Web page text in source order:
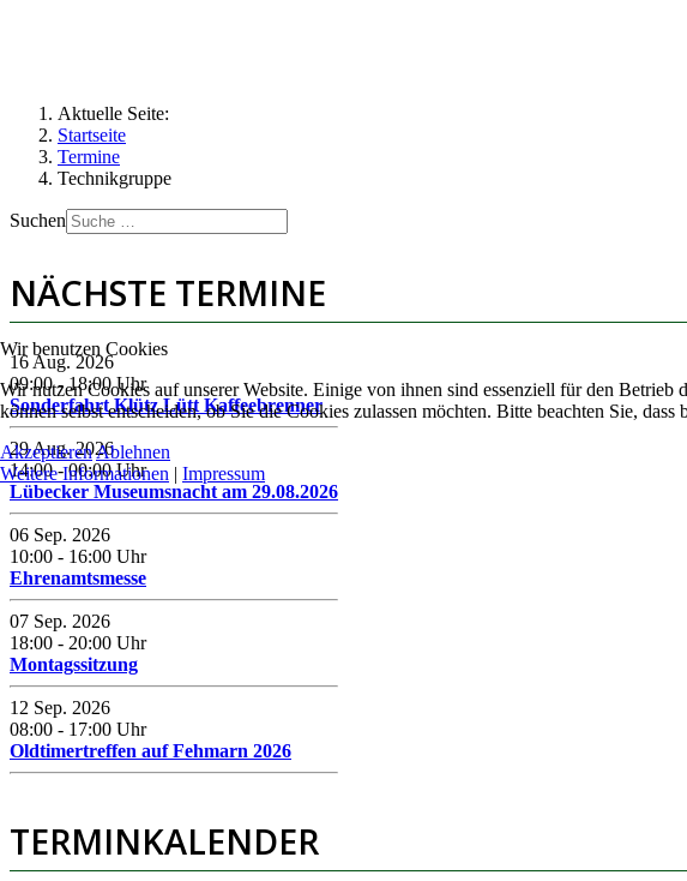
Aktuelle Seite:
Startseite
Termine
Technikgruppe
Suchen
NÄCHSTE TERMINE
16 Aug. 2026
09:00-18:00Uhr
Sonderfahrt Klütz Lütt Kaffeebrenner
29 Aug. 2026
14:00-00:00Uhr
Lübecker Museumsnacht am 29.08.2026
06 Sep. 2026
10:00 - 16:00 Uhr
Ehrenamtsmesse
07 Sep. 2026
18:00 - 20:00 Uhr
Montagssitzung
12 Sep. 2026
08:00 - 17:00 Uhr
Oldtimertreffen auf Fehmarn 2026
TERMINKALENDER
Wir benutzen Cookies
Wir nutzen Cookies auf unserer Website. Einige von ihnen sind essenziell für den
können selbst entscheiden, ob Sie die Cookies zulassen möchten. Bitte beachten Sie,
AkzeptierenAblehnen
Weitere Informationen | Impressum